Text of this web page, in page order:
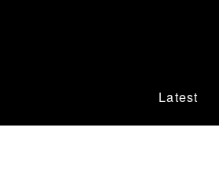
Latest